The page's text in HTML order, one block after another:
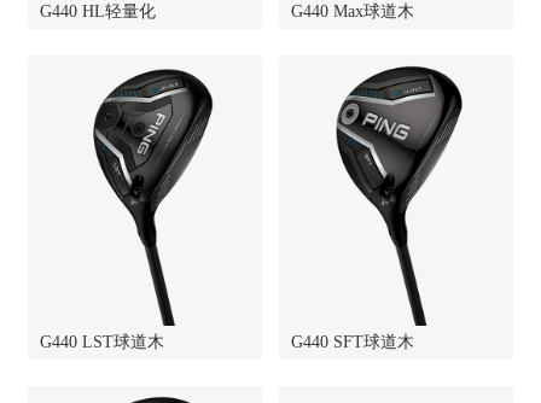
G440 HL轻量化 G440 Max球道木
G440 LST球道木 G440 SFT球道木